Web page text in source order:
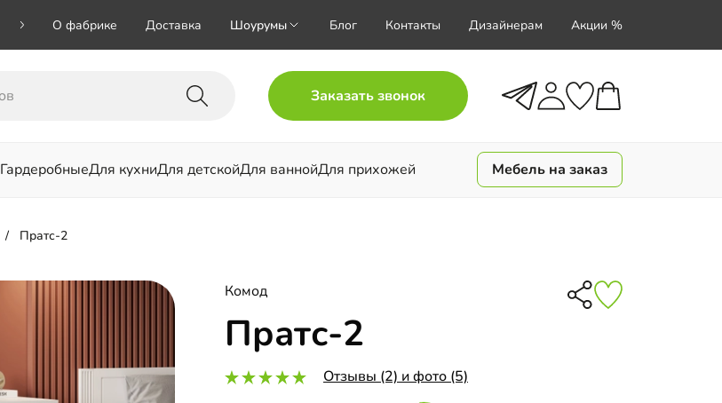
О фабрике Доставка Шоурумы Блог Контакты Дизайнерам Акции %
Заказать звонок
ГардеробныеДля кухниДля детскойДля ваннойДля прихожей Мебель на заказ
Пратс-2
Комод
Пратс-2
Отзывы (2) и фото (5)